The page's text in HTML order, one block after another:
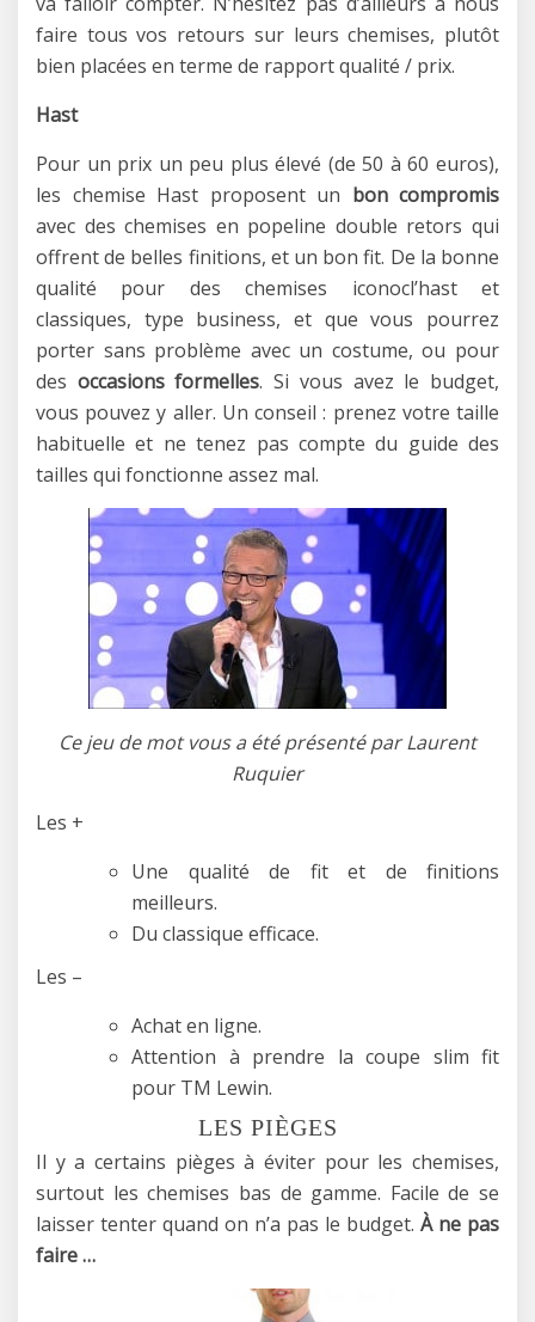
faire tous vos retours sur leurs chemises, plutôt
bien placées en terme de rapport qualité / prix.
Hast
Pour un prix un peu plus élevé (de 50 à 60 euros),
les chemise Hast proposent un bon compromis
avec des chemises en popeline double retors qui
offrent de belles finitions, et un bon fit. De la bonne
qualité pour des chemises iconocl’hast et
classiques, type business, et que vous pourrez
porter sans problème avec un costume, ou pour
des occasions formelles. Si vous avez le budget,
vous pouvez y aller. Un conseil : prenez votre taille
habituelle et ne tenez pas compte du guide des
tailles qui fonctionne assez mal.
Ce jeu de mot vous a été présenté par Laurent
Ruquier
Les +
Une qualité de fit et de finitions
meilleurs.
Du classique efficace.
Les –
Achat en ligne.
Attention à prendre la coupe slim fit
pour TM Lewin.
LES PIÈGES
Il y a certains pièges à éviter pour les chemises,
surtout les chemises bas de gamme. Facile de se
laisser tenter quand on n’a pas le budget. À ne pas
faire …